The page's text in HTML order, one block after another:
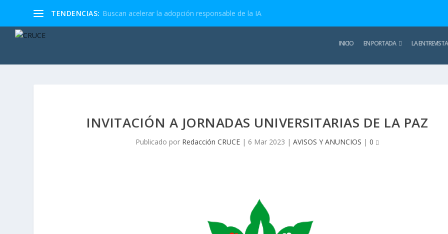
TENDENCIAS: Buscan acelerar la adopción responsable de la IA
INICIO EN PORTADA LA ENTREVISTA
INVITACIÓN A JORNADAS UNIVERSITARIAS DE LA PAZ
Publicado por Redacción CRUCE | 6 Mar 2023 |AVISOS Y ANUNCIOS |0